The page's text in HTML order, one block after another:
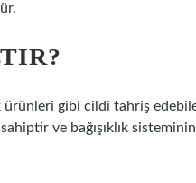
gibi cildi tahriş
ve bağışıklık